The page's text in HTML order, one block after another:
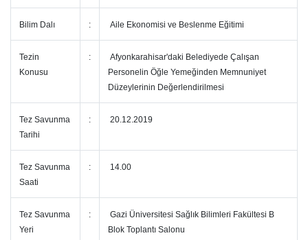
Bilim Dalı : Aile Ekonomisi ve Beslenme Eğitimi
Tezin
Konusu
:
Afyonkarahisar'daki Belediyede Çalışan
Personelin Öğle Yemeğinden Memnuniyet
Düzeylerinin Değerlendirilmesi
Tez Savunma
Tarihi
: 20.12.2019
Tez Savunma
Saati
: 14.00
Tez Savunma
Yeri
:
Gazi Üniversitesi Sağlık Bilimleri Fakültesi B
Blok Toplantı Salonu